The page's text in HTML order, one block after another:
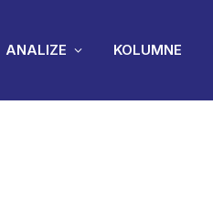
ANALIZE KOLUMNE